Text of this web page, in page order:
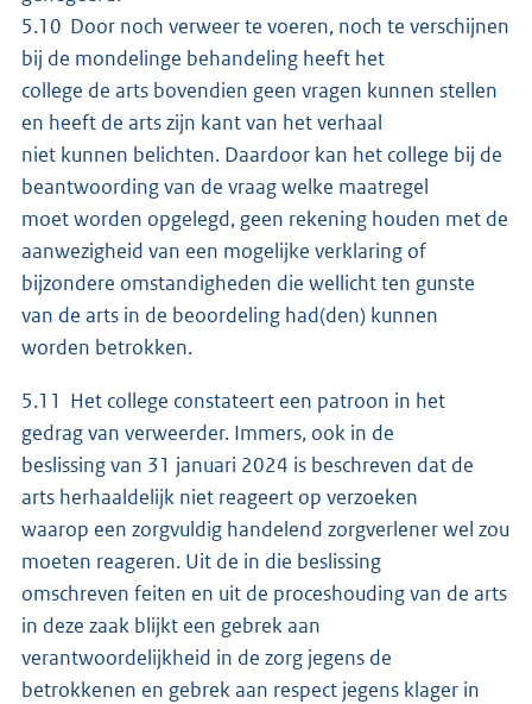
5.10 Door noch verweer te voeren, noch te verschijnen
bij de mondelinge behandeling heeft het
college de arts bovendien geen vragen kunnen stellen
en heeft de arts zijn kant van het verhaal
niet kunnen belichten. Daardoor kan het college bij de
beantwoording van de vraag welke maatregel
moet worden opgelegd, geen rekening houden met de
aanwezigheid van een mogelijke verklaring of
bijzondere omstandigheden die wellicht ten gunste
van de arts in de beoordeling had(den) kunnen
worden betrokken.
5.11 Het college constateert een patroon in het
gedrag van verweerder. Immers, ook in de
beslissing van 31 januari 2024 is beschreven dat de
arts herhaaldelijk niet reageert op verzoeken
waarop een zorgvuldig handelend zorgverlener wel zou
moeten reageren. Uit de in die beslissing
omschreven feiten en uit de proceshouding van de arts
in deze zaak blijkt een gebrek aan
verantwoordelijkheid in de zorg jegens de
betrokkenen en gebrek aan respect jegens klager in